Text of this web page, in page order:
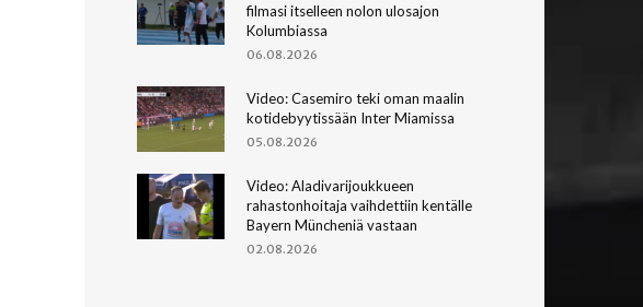
filmasi itselleen nolon ulosajon
Kolumbiassa
06.08.2026
Video: Casemiro teki oman maalin
kotidebyytissään Inter Miamissa
05.08.2026
Video: Aladivarijoukkueen
rahastonhoitaja vaihdettiin kentälle
Bayern Müncheniä vastaan
02.08.2026